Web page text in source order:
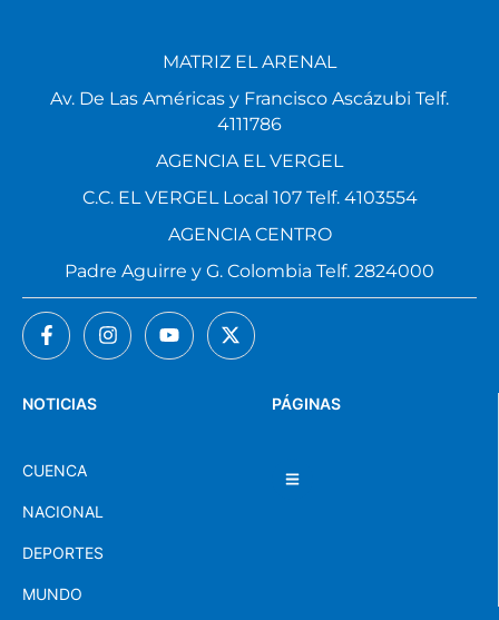
PÁGINAS
NOTICIAS
CUENCA
NACIONAL
DEPORTES
MUNDO
MATRIZ EL ARENAL
Av. De Las Américas y Francisco Ascázubi Telf.
4111786
AGENCIA EL VERGEL
C.C. EL VERGEL Local 107 Telf. 4103554
AGENCIA CENTRO
Padre Aguirre y G. Colombia Telf. 2824000